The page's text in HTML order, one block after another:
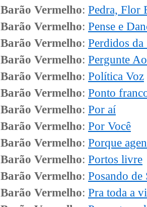
Barão Vermelho: Pedra, Flor
Barão Vermelho: Pense e
Barão Vermelho: Perdidos da
Barão Vermelho: Pergunte
Barão Vermelho: Política Voz
Barão Vermelho: Ponto
Barão Vermelho: Por aí
Barão Vermelho: Por Você
Barão Vermelho: Porque
Barão Vermelho: Portos livre
Barão Vermelho: Posando de
Barão Vermelho: Pra toda a